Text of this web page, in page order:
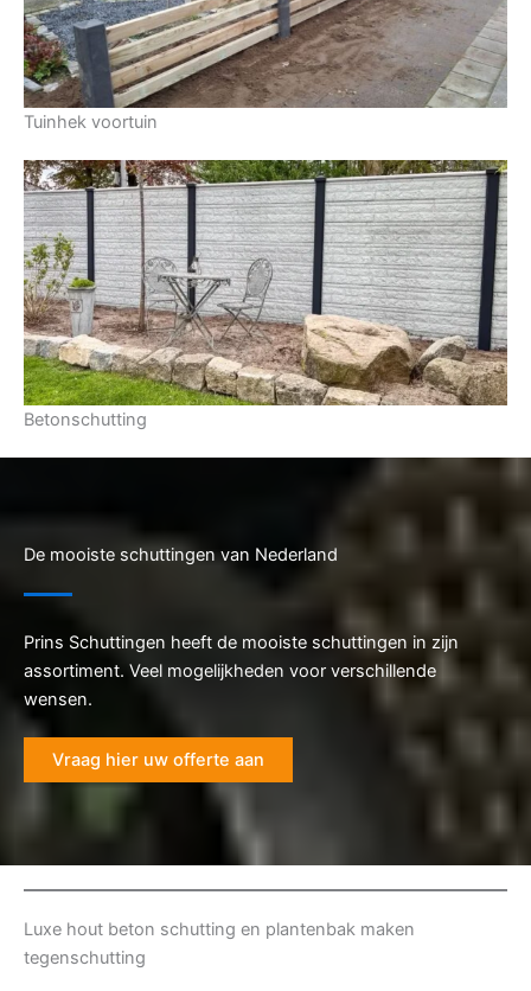
Tuinhek voortuin
Betonschutting
De mooiste schuttingen van Nederland
Prins Schuttingen heeft de mooiste schuttingen in zijn
assortiment. Veel mogelijkheden voor verschillende
wensen.
Vraag hier uw offerte aan
Luxe hout beton schutting en plantenbak maken
tegenschutting